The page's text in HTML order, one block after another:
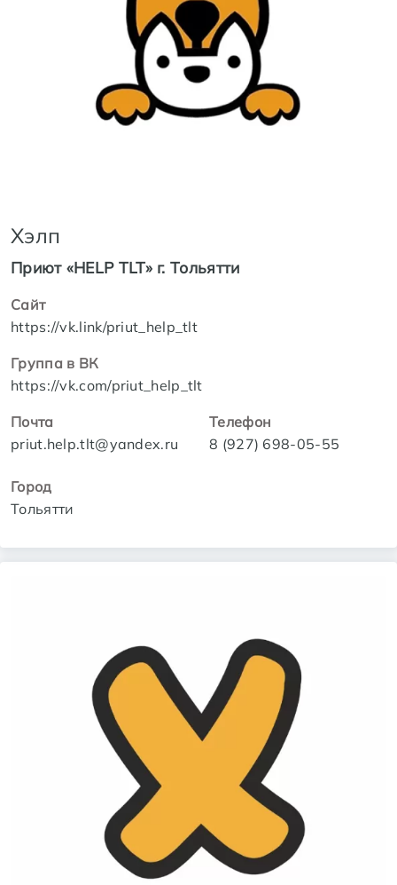
Хэлп
Приют «HELP TLT» г. Тольятти
Сайт
https://vk.link/priut_help_tlt
Группа в ВК
https://vk.com/priut_help_tlt
Почта
priut.help.tlt@yandex.ru
Телефон
8 (927) 698-05-55
Город
Тольятти